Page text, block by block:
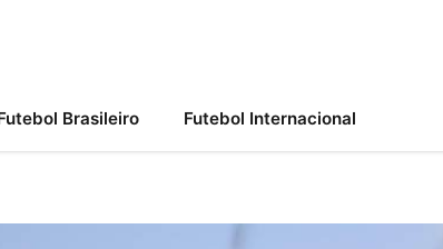
Brasileiro Futebol Internacional